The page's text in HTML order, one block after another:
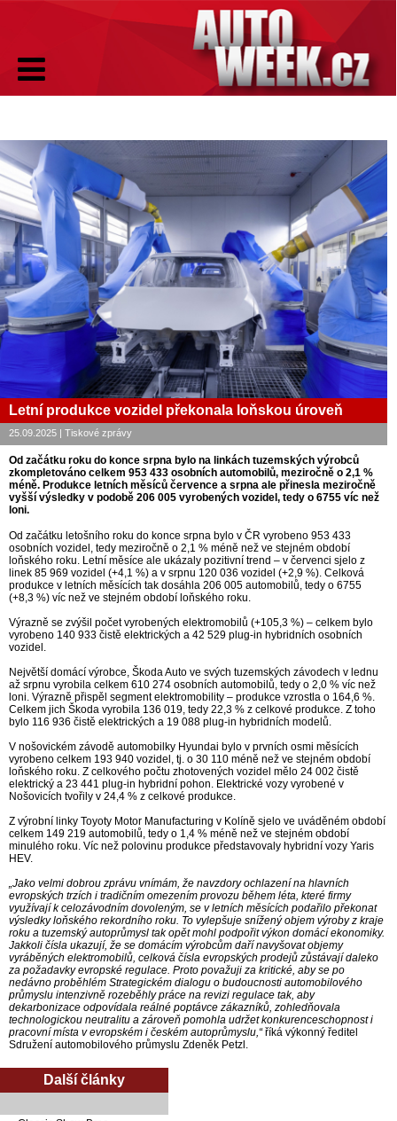
Letní produkce vozidel překonala loňskou úroveň
25.09.2025 | Tiskové zprávy
Od začátku roku do konce srpna bylo na linkách tuzemských výrobců
zkompletováno celkem 953 433 osobních automobilů, meziročně o 2,1 %
méně. Produkce letních měsíců července a srpna ale přinesla meziročně
vyšší výsledky v podobě 206 005 vyrobených vozidel, tedy o 6755 víc než
loni.
Od začátku letošního roku do konce srpna bylo v ČR vyrobeno 953 433
osobních vozidel, tedy meziročně o 2,1 % méně než ve stejném období
loňského roku. Letní měsíce ale ukázaly pozitivní trend – v červenci sjelo z
linek 85 969 vozidel (+4,1 %) a v srpnu 120 036 vozidel (+2,9 %). Celková
produkce v letních měsících tak dosáhla 206 005 automobilů, tedy o 6755
(+8,3 %) víc než ve stejném období loňského roku.
Výrazně se zvýšil počet vyrobených elektromobilů (+105,3 %) – celkem bylo
vyrobeno 140 933 čistě elektrických a 42 529 plug-in hybridních osobních
vozidel.
Největší domácí výrobce, Škoda Auto ve svých tuzemských závodech v lednu
až srpnu vyrobila celkem 610 274 osobních automobilů, tedy o 2,0 % víc než
loni. Výrazně přispěl segment elektromobility – produkce vzrostla o 164,6 %.
Celkem jich Škoda vyrobila 136 019, tedy 22,3 % z celkové produkce. Z toho
bylo 116 936 čistě elektrických a 19 088 plug-in hybridních modelů.
V nošovickém závodě automobilky Hyundai bylo v prvních osmi měsících
vyrobeno celkem 193 940 vozidel, tj. o 30 110 méně než ve stejném období
loňského roku. Z celkového počtu zhotovených vozidel mělo 24 002 čistě
elektrický a 23 441 plug-in hybridní pohon. Elektrické vozy vyrobené v
Nošovicích tvořily v 24,4 % z celkové produkce.
Z výrobní linky Toyoty Motor Manufacturing v Kolíně sjelo ve uváděném období
celkem 149 219 automobilů, tedy o 1,4 % méně než ve stejném období
minulého roku. Víc než polovinu produkce představovaly hybridní vozy Yaris
HEV.
„Jako velmi dobrou zprávu vnímám, že navzdory ochlazení na hlavních
evropských trzích i tradičním omezením provozu během léta, které firmy
využívají k celozávodním dovoleným, se v letních měsících podařilo překonat
výsledky loňského rekordního roku. To vylepšuje snížený objem výroby z kraje
roku a tuzemský autoprůmysl tak opět mohl podpořit výkon domácí ekonomiky.
Jakkoli čísla ukazují, že se domácím výrobcům daří navyšovat objemy
vyráběných elektromobilů, celková čísla evropských prodejů zůstávají daleko
za požadavky evropské regulace. Proto považuji za kritické, aby se po
nedávno proběhlém Strategickém dialogu o budoucnosti automobilového
průmyslu intenzivně rozeběhly práce na revizi regulace tak, aby
dekarbonizace odpovídala reálné poptávce zákazníků, zohledňovala
technologickou neutralitu a zároveň pomohla udržet konkurenceschopnost i
pracovní místa v evropském i českém autoprůmyslu,“říká výkonný ředitel
Sdružení automobilového průmyslu Zdeněk Petzl.
Další články